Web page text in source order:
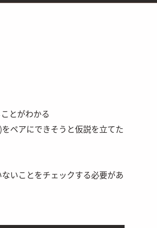
とがわかる
をペアにできそうと仮説を立てた
いことをチェックする必要があ